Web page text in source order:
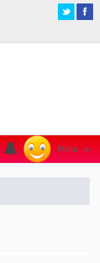
Menu ≡